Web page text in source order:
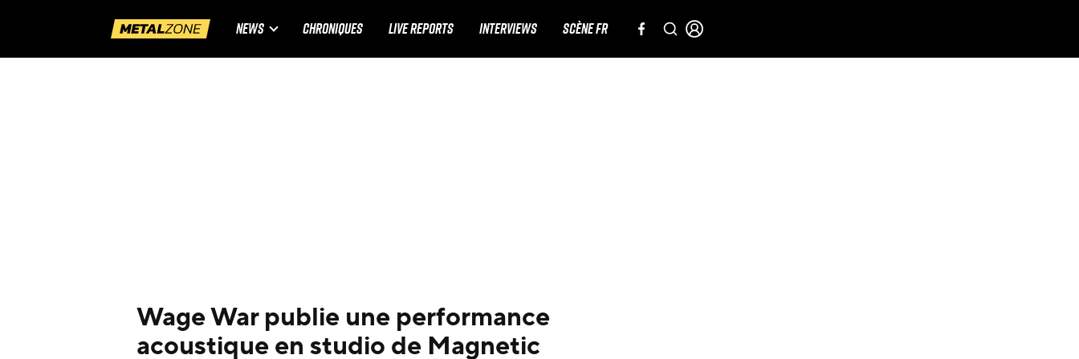
NEWS CHRONIQUES LIVE REPORTS INTERVIEWS SCÈNE FR
Wage War publie une performance
acoustique en studio de Magnetic